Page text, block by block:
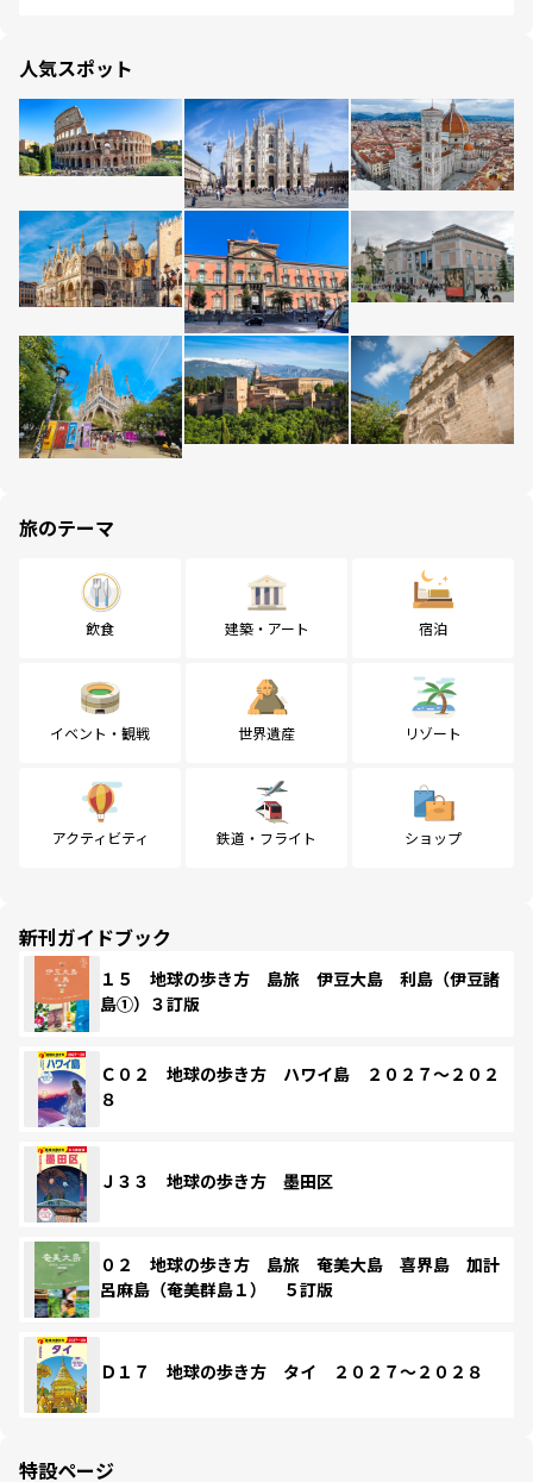
人気スポット
旅のテーマ
飲食 建築・アート 宿泊
イベント・観戦 世界遺産 リゾート
アクティビティ 鉄道・フライト ショップ
新刊ガイドブック
１５ 地球の歩き方 島旅 伊豆大島 利島（伊豆諸
島①）３訂版
Ｃ０２ 地球の歩き方 ハワイ島 ２０２７～２０２
８
Ｊ３３ 地球の歩き方 墨田区
０２ 地球の歩き方 島旅 奄美大島 喜界島 加計
呂麻島（奄美群島１） ５訂版
Ｄ１７ 地球の歩き方 タイ ２０２７～２０２８
特設ページ